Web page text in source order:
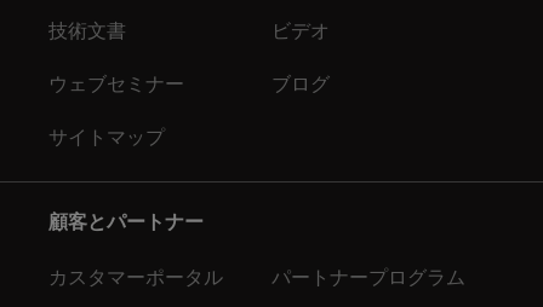
技術文書 ビデオ
ウェブセミナー ブログ
サイトマップ
顧客とパートナー
カスタマーポータル パートナープログラム